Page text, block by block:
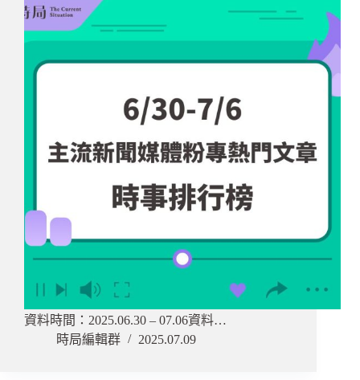
資料時間：2025.06.30 – 07.06資料…
時局編輯群
2025.07.09